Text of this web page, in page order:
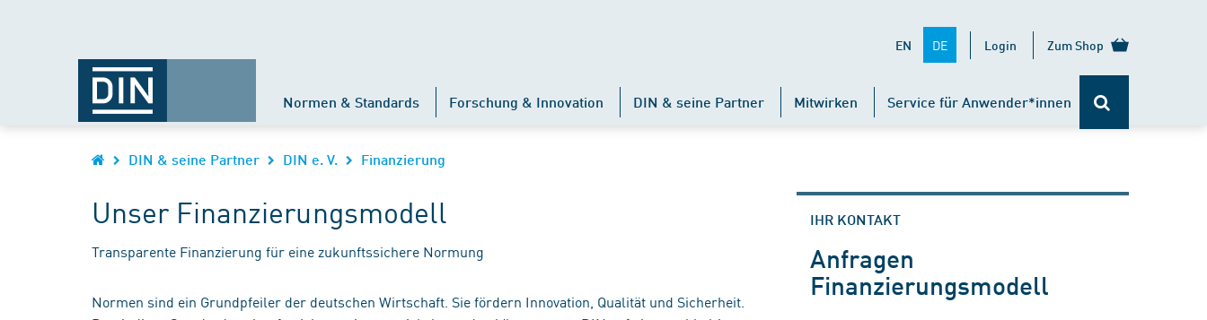
EN DE Login Zum Shop
Normen & Standards Forschung & Innovation DIN & seine Partner Mitwirken Service für Anwender*innen
DIN & seine Partner DIN e. V. Finanzierung
Unser Finanzierungsmodell
Transparente Finanzierung für eine zukunftssichere Normung
Normen sind ein Grundpfeiler der deutschen Wirtschaft. Sie fördern Innovation, Qualität und Sicherheit.
IHR KONTAKT
Anfragen
Finanzierungsmodell